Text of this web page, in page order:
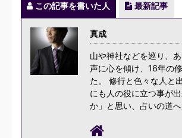
この記事を書いた人 最新記事
真成
山や神社などを巡り、
声に心を傾け、16年の
た。 修行と色々な人と
にも人の役に立つ事が
か」と思い、占いの道へ